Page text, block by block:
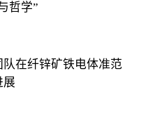
哲学”
在纤锌矿铁电体准范
展